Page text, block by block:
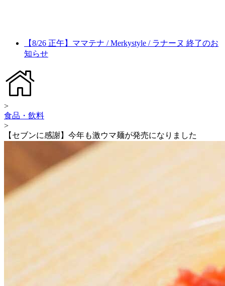
【8/26 正午】ママテナ / Merkystyle / ラナーヌ 終了のお
知らせ
>
食品・飲料
>
【セブンに感謝】今年も激ウマ麺が発売になりました